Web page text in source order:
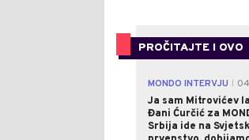
PROČITAJTE I OVO
MONDO INTERVJU
Ja sam Mitrovićev
Đani Ćurčić za
Srbija ide na